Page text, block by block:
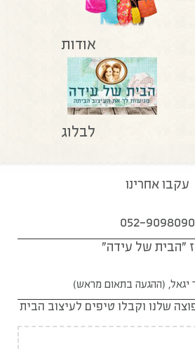
אודות
לבלוג
עקבו אחרינו
052-9098090
"הבית של עידה"
שלנו וקבלו טיפים לעיצוב הבית